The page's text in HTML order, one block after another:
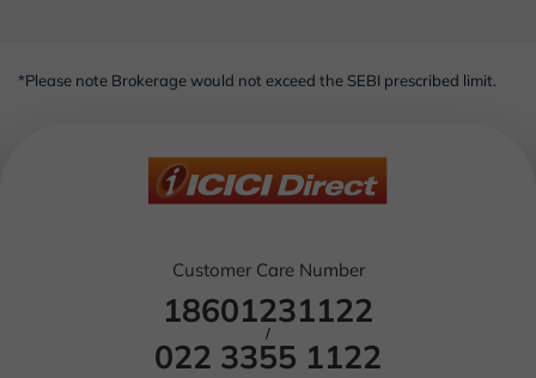
*Please note Brokerage would not exceed the SEBI prescribed limit.
Customer Care Number
18601231122
/
022 3355 1122